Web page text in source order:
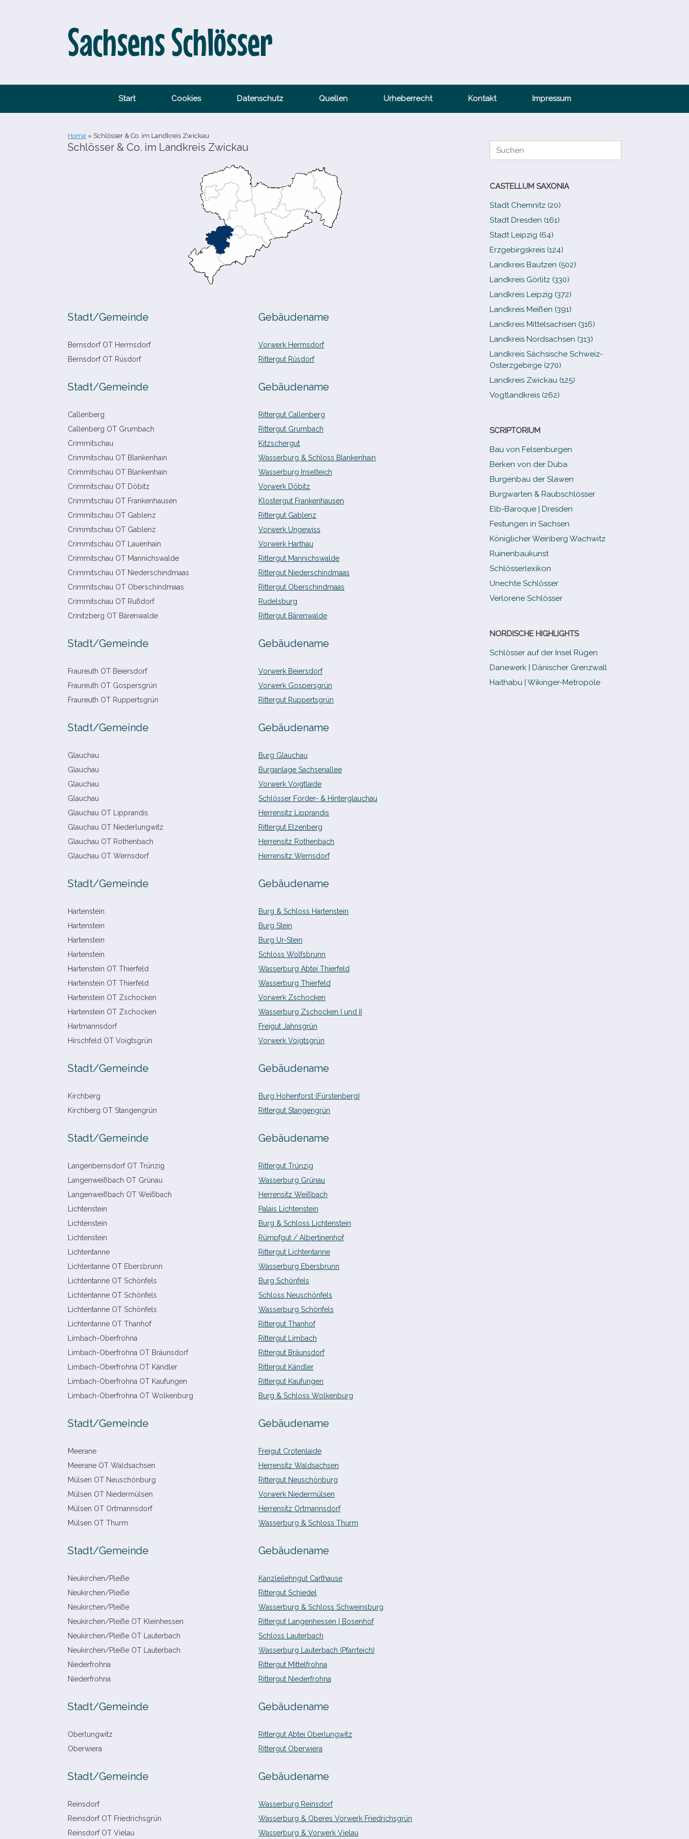
Sachsens Schlösser
Start Cookies Datenschutz Quellen Urheberrecht Kontakt Impressum
Home » Schlösser & Co. im Landkreis Zwickau
Schlösser & Co. im Landkreis Zwickau
Stadt/​Gemeinde Gebäudename
Bernsdorf OT Hermsdorf
Vorwerk Hermsdorf
Bernsdorf OT Rüsdorf
Rittergut Rüsdorf
Stadt/​Gemeinde Gebäudename
Callenberg
Rittergut Callenberg
Callenberg OT Grumbach
Rittergut Grumbach
Crimmitschau
Kitzschergut
Crimmitschau OT Blankenhain
Wasserburg & Schloss Blankenhain
Crimmitschau OT Blankenhain
Wasserburg Inselteich
Crimmitschau OT Döbitz
Vorwerk Döbitz
Crimmitschau OT Frankenhausen
Klostergut Frankenhausen
Crimmitschau OT Gablenz
Rittergut Gablenz
Crimmitschau OT Gablenz
Vorwerk Ungewiss
Crimmitschau OT Lauenhain
Vorwerk Harthau
Crimmitschau OT Mannichswalde
Rittergut Mannichswalde
Crimmitschau OT Niederschindmaas
Rittergut Niederschindmaas
Crimmitschau OT Oberschindmaas
Rittergut Oberschindmaas
Crimmitschau OT Rußdorf
Rudelsburg
Crinitzberg OT Bärenwalde
Rittergut Bärenwalde
Stadt/​Gemeinde Gebäudename
Fraureuth OT Beiersdorf
Vorwerk Beiersdorf
Fraureuth OT Gospersgrün
Vorwerk Gospersgrün
Fraureuth OT Ruppertsgrün
Rittergut Ruppertsgrün
Stadt/​Gemeinde Gebäudename
Glauchau
Burg Glauchau
Glauchau
Burganlage Sachsenallee
Glauchau
Vorwerk Voigtlaide
Glauchau
Schlösser Forder- & Hinterglauchau
Glauchau OT Lipprandis
Herrensitz Lipprandis
Glauchau OT Niederlungwitz
Rittergut Elzenberg
Glauchau OT Rothenbach
Herrensitz Rothenbach
Glauchau OT Wernsdorf
Herrensitz Wernsdorf
Stadt/​Gemeinde Gebäudename
Hartenstein
Burg & Schloss Hartenstein
Hartenstein
Burg Stein
Hartenstein
Burg Ur-​Stein
Hartenstein
Schloss Wolfsbrunn
Hartenstein OT Thierfeld
Wasserburg Abtei Thierfeld
Hartenstein OT Thierfeld
Wasserburg Thierfeld
Hartenstein OT Zschocken
Vorwerk Zschocken
Hartenstein OT Zschocken
Wasserburg Zschocken I und II
Hartmannsdorf
Freigut Jahnsgrün
Hirschfeld OT Voigtsgrün
Vorwerk Voigtsgrün
Stadt/​Gemeinde Gebäudename
Kirchberg
Burg Hohenforst (Fürstenberg)
Kirchberg OT Stangengrün
Rittergut Stangengrün
Stadt/​Gemeinde Gebäudename
Langenbernsdorf OT Trünzig
Rittergut Trünzig
Langenweißbach OT Grünau
Wasserburg Grünau
Langenweißbach OT Weißbach
Herrensitz Weißbach
Lichtenstein
Palais Lichtenstein
Lichtenstein
Burg & Schloss Lichtenstein
Lichtenstein
Rümpfgut /​ Albertinenhof
Lichtentanne
Rittergut Lichtentanne
Lichtentanne OT Ebersbrunn
Wasserburg Ebersbrunn
Lichtentanne OT Schönfels
Burg Schönfels
Lichtentanne OT Schönfels
Schloss Neuschönfels
Lichtentanne OT Schönfels
Wasserburg Schönfels
Lichtentanne OT Thanhof
Rittergut Thanhof
Limbach-​Oberfrohna
Rittergut Limbach
Limbach-​Oberfrohna OT Bräunsdorf
Rittergut Bräunsdorf
Limbach-​Oberfrohna OT Kändler
Rittergut Kändler
Limbach-​Oberfrohna OT Kaufungen
Rittergut Kaufungen
Limbach-​Oberfrohna OT Wolkenburg
Burg & Schloss Wolkenburg
Stadt/​Gemeinde Gebäudename
Meerane
Freigut Crotenlaide
Meerane OT Waldsachsen
Herrensitz Waldsachsen
Mülsen OT Neuschönburg
Rittergut Neuschönburg
Mülsen OT Niedermülsen
Vorwerk Niedermülsen
Mülsen OT Ortmannsdorf
Herrensitz Ortmannsdorf
Mülsen OT Thurm
Wasserburg & Schloss Thurm
Stadt/​Gemeinde Gebäudename
Neukirchen/​Pleiße
Kanzleilehngut Carthause
Neukirchen/​Pleiße
Rittergut Schiedel
Neukirchen/​Pleiße
Wasserburg & Schloss Schweinsburg
Neukirchen/​Pleiße OT Kleinhessen
Rittergut Langenhessen | Bosenhof
Neukirchen/​Pleiße OT Lauterbach
Schloss Lauterbach
Neukirchen/​Pleiße OT Lauterbach
Wasserburg Lauterbach (Pfarrteich)
Niederfrohna
Rittergut Mittelfrohna
Niederfrohna
Rittergut Niederfrohna
Stadt/​Gemeinde Gebäudename
Oberlungwitz
Rittergut Abtei Oberlungwitz
Oberwiera
Rittergut Oberwiera
Stadt/​Gemeinde Gebäudename
Reinsdorf
Wasserburg Reinsdorf
Reinsdorf OT Friedrichsgrün
Wasserburg & Oberes Vorwerk Friedrichsgrün
Reinsdorf OT Vielau
Wasserburg & Vorwerk Vielau
Suche
nach:
CASTELLUM SAXONIA
Stadt Chemnitz (20)
Stadt Dresden (161)
Stadt Leipzig (64)
Erzgebirgskreis (124)
Landkreis Bautzen (502)
Landkreis Görlitz (330)
Landkreis Leipzig (372)
Landkreis Meißen (391)
Landkreis Mittelsachsen (316)
Landkreis Nordsachsen (313)
Landkreis Sächsische Schweiz-​
Osterzgebirge (270)
Landkreis Zwickau (125)
Vogtlandkreis (262)
SCRIPTORIUM
Bau von Felsenburgen
Berken von der Duba
Burgenbau der Slawen
Burgwarten & Raubschlösser
Elb-​Baroque | Dresden
Festungen in Sachsen
Königlicher Weinberg Wachwitz
Ruinenbaukunst
Schlösserlexikon
Unechte Schlösser
Verlorene Schlösser
NORDISCHE HIGHLIGHTS
Schlösser auf der Insel Rügen
Danewerk | Dänischer Grenzwall
Haithabu | Wikinger-Metropole